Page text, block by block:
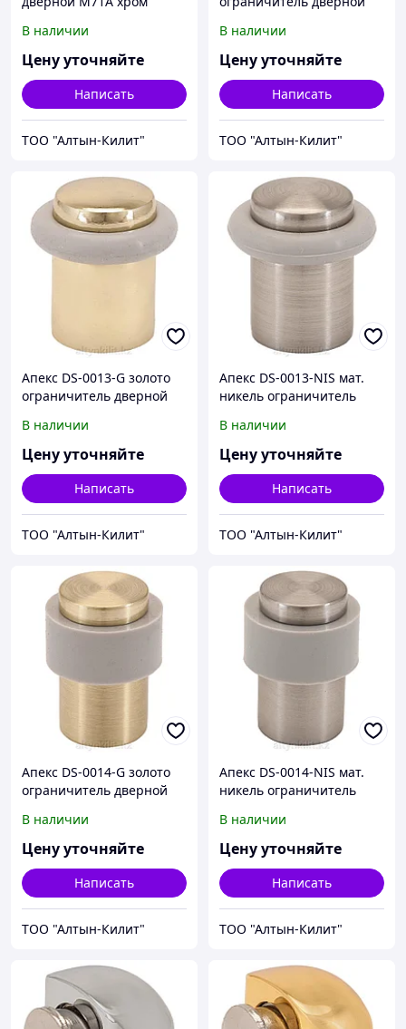
В наличии
Цену уточняйте
Написать
ТОО "Алтын-Килит"
В наличии
Цену уточняйте
Написать
ТОО "Алтын-Килит"
Апекс DS-0013-G золото
ограничитель дверной
В наличии
Цену уточняйте
Написать
ТОО "Алтын-Килит"
Апекс DS-0013-NIS мат.
никель ограничитель
В наличии
Цену уточняйте
Написать
ТОО "Алтын-Килит"
Апекс DS-0014-G золото
ограничитель дверной
В наличии
Цену уточняйте
Написать
ТОО "Алтын-Килит"
Апекс DS-0014-NIS мат.
никель ограничитель
В наличии
Цену уточняйте
Написать
ТОО "Алтын-Килит"